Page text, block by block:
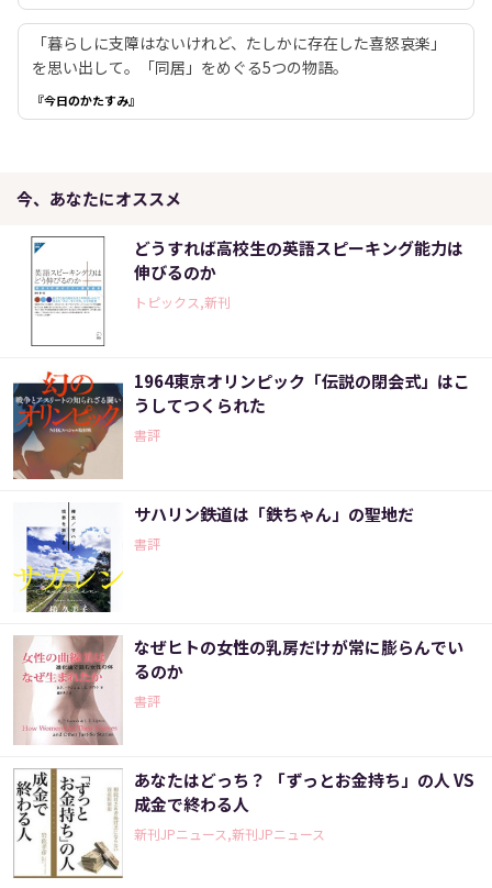
「暮らしに支障はないけれど、たしかに存在した喜怒哀楽」
を思い出して。「同居」をめぐる5つの物語。
『今日のかたすみ』
今、あなたにオススメ
どうすれば高校生の英語スピーキング能力は
伸びるのか
トピックス,新刊
1964東京オリンピック「伝説の閉会式」はこ
うしてつくられた
書評
サハリン鉄道は「鉄ちゃん」の聖地だ
書評
なぜヒトの女性の乳房だけが常に膨らんでい
るのか
書評
あなたはどっち？ 「ずっとお金持ち」の人 VS
成金で終わる人
新刊JPニュース,新刊JPニュース